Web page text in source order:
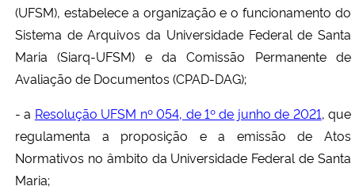
(UFSM), estabelece a organização e o funcionamento do
Sistema de Arquivos da Universidade Federal de Santa
Maria (Siarq-UFSM) e da Comissão Permanente de
Avaliação de Documentos (CPAD-DAG);
- a Resolução UFSM nº 054, de 1º de junho de 2021, que
regulamenta a proposição e a emissão de Atos
Normativos no âmbito da Universidade Federal de Santa
Maria;